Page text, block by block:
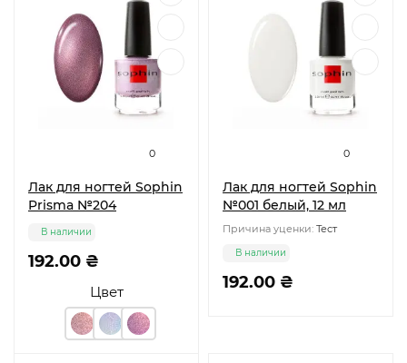
0
Лак для ногтей Sophin
Prisma №204
Цвет
192.00 ₴
В наличии
0
Лак для ногтей Sophin
№001 белый, 12 мл
Причина уценки: Тест
192.00 ₴
В наличии